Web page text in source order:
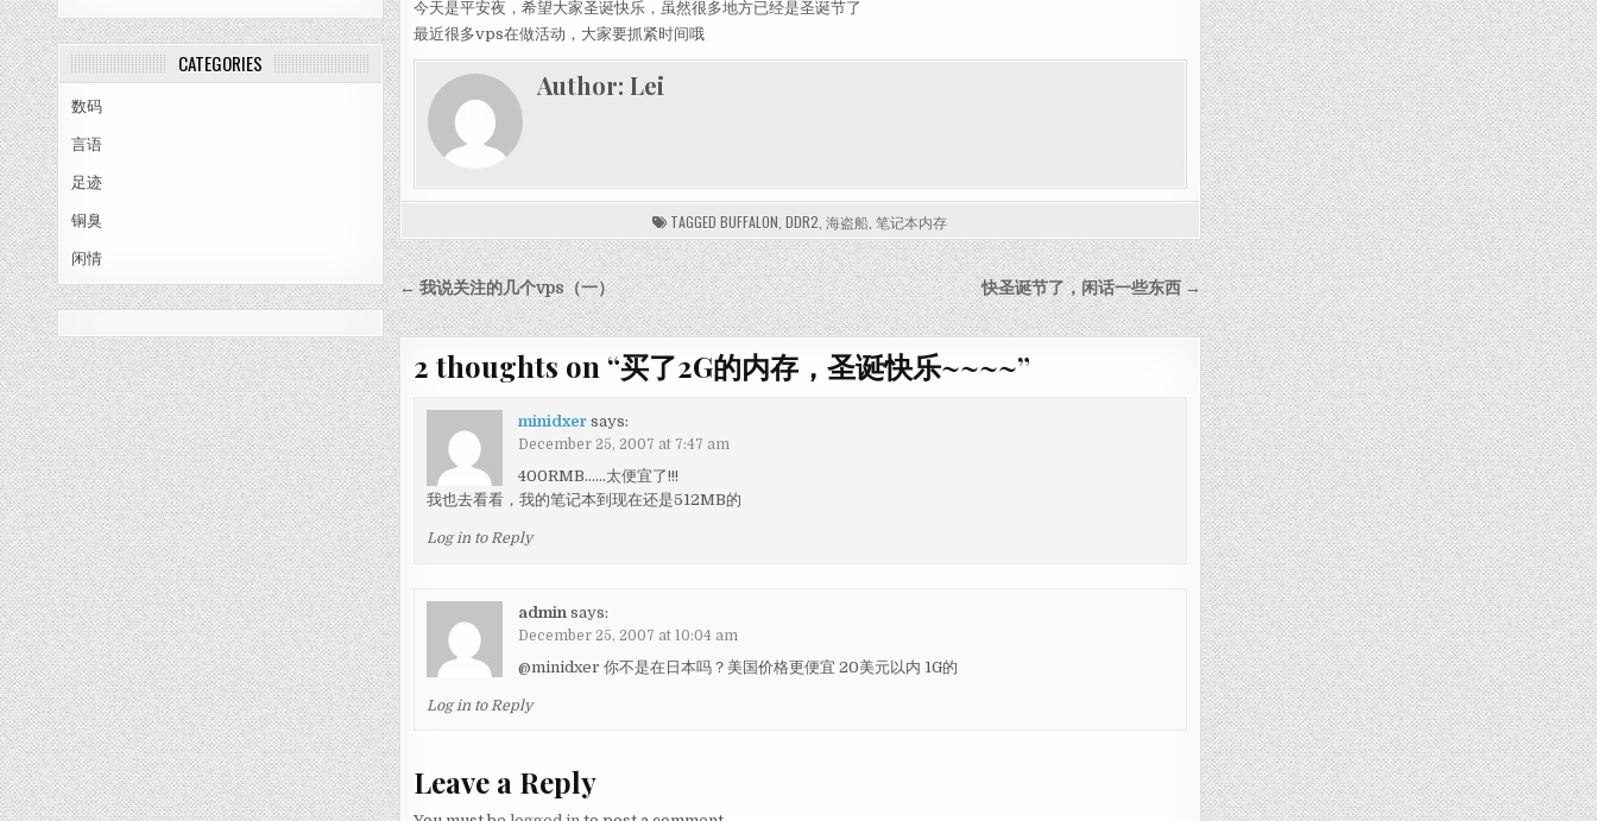
CATEGORIES
数码
言语
足迹
铜臭
闲情
今天是平安夜，希望大家圣诞快乐，虽然很多地方已经是圣诞节了
最近很多vps在做活动，大家要抓紧时间哦
Author: Lei
TAGGEDBUFFALON ,DDR2 ,海盗船 ,笔记本内存
Post navigation 快圣诞节了，闲话一些东西 →
← 我说关注的几个vps（一）
2 thoughts on “买了2G的内存，圣诞快乐~~~~”
minidxer says:
December 25, 2007 at 7:47 am
400RMB……太便宜了!!!
我也去看看，我的笔记本到现在还是512MB的
Log in to Reply
admin says:
December 25, 2007 at 10:04 am
@minidxer 你不是在日本吗？美国价格更便宜 20美元以内 1G的
Log in to Reply
Leave a Reply